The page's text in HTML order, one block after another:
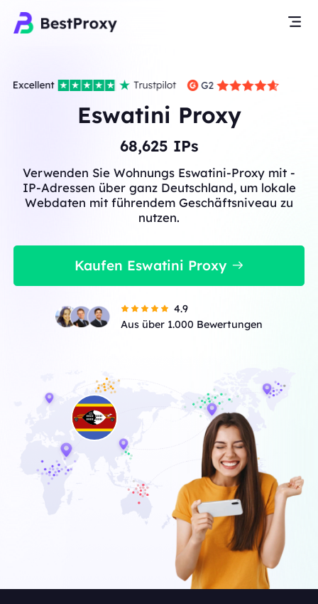
Eswatini Proxy
68,625 IPs
Verwenden Sie Wohnungs Eswatini-Proxy mit -
IP-Adressen über ganz Deutschland, um lokale
Webdaten mit führendem Geschäftsniveau zu
nutzen.
Kaufen Eswatini Proxy
4.9
Aus über 1.000 Bewertungen